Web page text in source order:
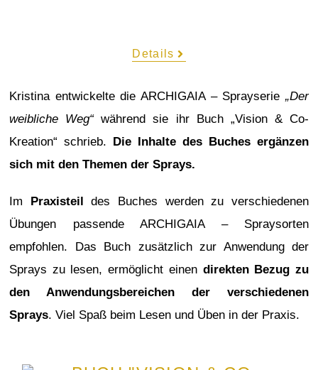
Details
Kristina entwickelte die ARCHIGAIA – Sprayserie „Der
weibliche Weg“während sie ihr Buch „Vision & Co-
Kreation“ schrieb. Die Inhalte des Buches ergänzen
sich mit den Themen der Sprays.
Im Praxisteil des Buches werden zu verschiedenen
Übungen passende ARCHIGAIA – Spraysorten
empfohlen. Das Buch zusätzlich zur Anwendung der
Sprays zu lesen, ermöglicht einen direkten Bezug zu
den Anwendungsbereichen der verschiedenen
Sprays. Viel Spaß beim Lesen und Üben in der Praxis.